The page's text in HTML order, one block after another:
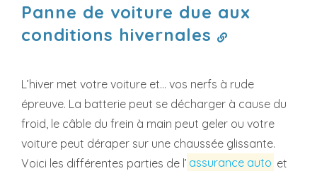
Panne de voiture due aux
conditions hivernales
L’hiver met votre voiture et… vos nerfs à rude
épreuve. La batterie peut se décharger à cause du
froid, le câble du frein à main peut geler ou votre
voiture peut déraper sur une chaussée glissante.
Voici les différentes parties de l’ assurance auto et